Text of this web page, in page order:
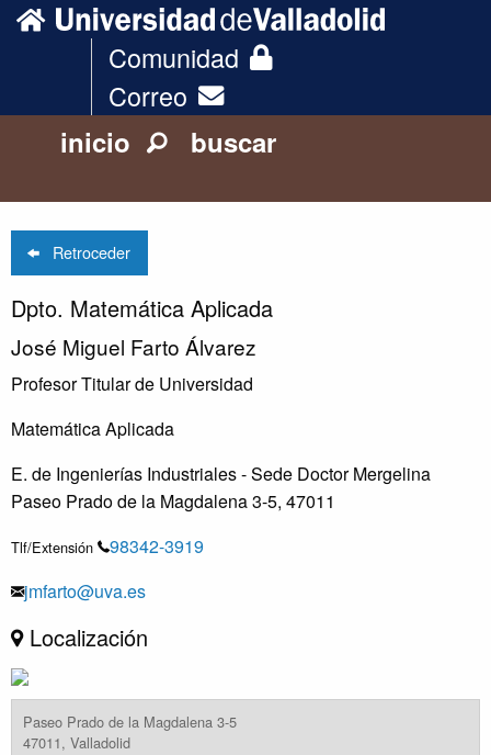
Comunidad
Correo
inicio
buscar
Retroceder
Dpto. Matemática Aplicada
José Miguel Farto Álvarez
Profesor Titular de Universidad
Matemática Aplicada
E. de Ingenierías Industriales - Sede Doctor Mergelina
Paseo Prado de la Magdalena 3-5, 47011
Tlf/Extensión
98342-3919
jmfarto@uva.es
Localización
Paseo Prado de la Magdalena 3-5
47011, Valladolid